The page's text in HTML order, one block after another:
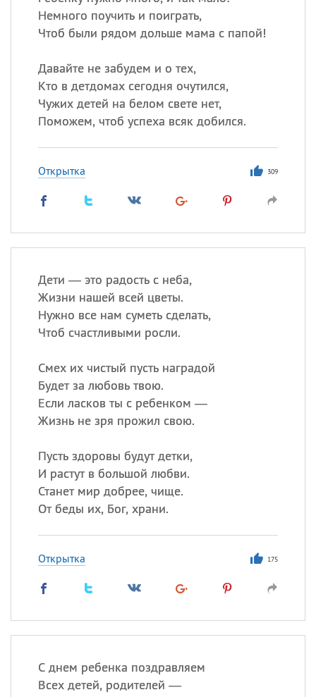
Немного поучить и поиграть,
Чтоб были рядом дольше мама с папой!
Давайте не забудем и о тех,
Кто в детдомах сегодня очутился,
Чужих детей на белом свете нет,
Поможем, чтоб успеха всяк добился.
Открытка 309
Дети — это радость с неба,
Жизни нашей всей цветы.
Нужно все нам суметь сделать,
Чтоб счастливыми росли.
Смех их чистый пусть наградой
Будет за любовь твою.
Если ласков ты с ребенком —
Жизнь не зря прожил свою.
Пусть здоровы будут детки,
И растут в большой любви.
Станет мир добрее, чище.
От беды их, Бог, храни.
Открытка 175
С днем ребенка поздравляем
Всех детей, родителей —